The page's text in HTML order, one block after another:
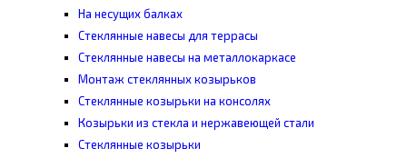
На несущих балках
Стеклянные навесы для террасы
Стеклянные навесы на металлокаркасе
Монтаж стеклянных козырьков
Стеклянные козырьки на консолях
Козырьки из стекла и нержавеющей стали
Стеклянные козырьки